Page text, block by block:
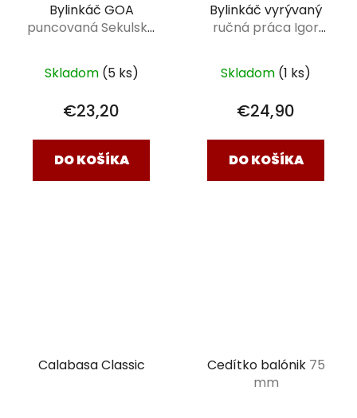
Bylinkáč GOA
puncovaná Sekulská
Skladom (5 ks)
€23,20
DO KOŠÍKA
Bylinkáč vyrývaný
ručná práca Igor
Skladom (1 ks)
€24,90
DO KOŠÍKA
Calabasa Classic Cedítko balónik 75
mm